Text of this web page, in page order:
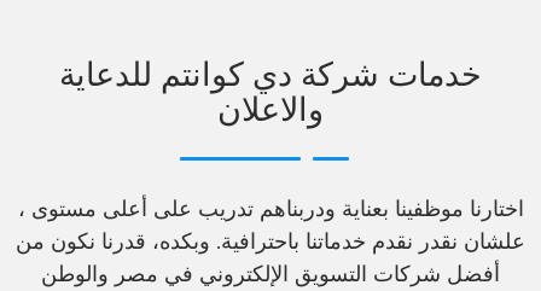
خدمات شركة دي كوانتم للدعاية
والاعلان
اختارنا موظفينا بعناية ودربناهم تدريب على أعلى مستوى ،
علشان نقدر نقدم خدماتنا باحترافية. وبكده، قدرنا نكون من
أفضل شركات التسويق الإلكتروني في مصر والوطن